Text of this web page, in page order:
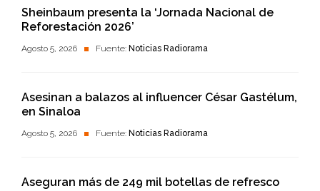
Sheinbaum presenta la ‘Jornada Nacional de
Reforestación 2026’
Agosto 5, 2026 Fuente: Noticias Radiorama
Asesinan a balazos al influencer César Gastélum,
en Sinaloa
Agosto 5, 2026 Fuente: Noticias Radiorama
Aseguran más de 249 mil botellas de refresco